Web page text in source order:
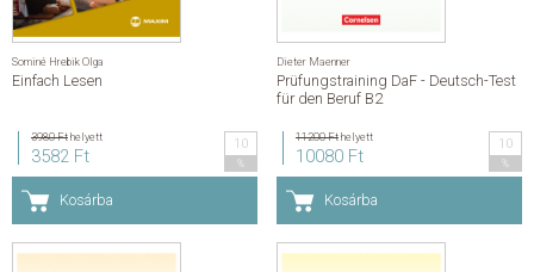
Sominé Hrebik Olga
Einfach Lesen
3980 Fthelyett
3582 Ft
10
Kosárba
Dieter Maenner
Prüfungstraining DaF - Deutsch-Test
für den Beruf B2
11200 Fthelyett
10080 Ft
10
Kosárba